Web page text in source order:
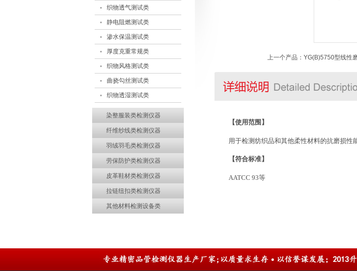
织物透气测试类
静电阻燃测试类
渗水保温测试类
厚度克重常规类
织物风格测试类
曲挠勾丝测试类
织物透湿测试类
染整服装类检测仪器
纤维纱线类检测仪器
羽绒羽毛类检测仪器
劳保防护类检测仪器
皮革鞋材类检测仪器
拉链纽扣类检测仪器
其他材料检测设备类
上一个产品： YG(B)5750型线性
【使用范围】
用于检测纺织品和其他柔性材料的抗磨损性
【符合标准】
AATCC 93等